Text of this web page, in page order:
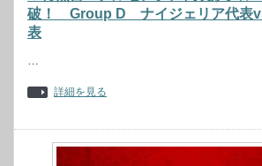
破！ Group D ナイジェリア代表
表
…
詳細を見る